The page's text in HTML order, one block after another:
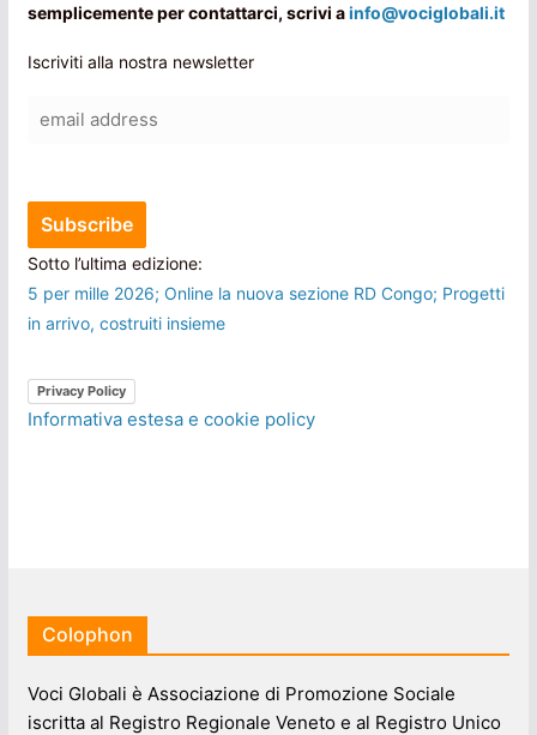
semplicemente per contattarci, scrivi ainfo@vociglobali.it
Iscriviti alla nostra newsletter
Sotto l’ultima edizione:
5 per mille 2026; Online la nuova sezione RD Congo; Progetti
in arrivo, costruiti insieme
Privacy Policy
Informativa estesa e cookie policy
Colophon
Voci Globali è Associazione di Promozione Sociale
iscritta al Registro Regionale Veneto e al Registro Unico